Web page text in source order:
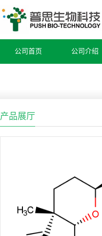
公司首页 公司介绍
产品展厅